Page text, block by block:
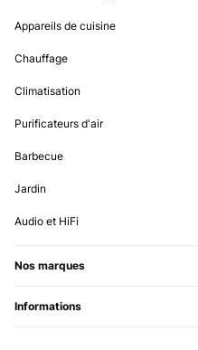
Traduire
Utilizzo comodo e semplice
Appareils de cuisine
Chauffage
Climatisation
Purificateurs d'air
Barbecue
Jardin
Audio et HiFi
Nos marques
Informations